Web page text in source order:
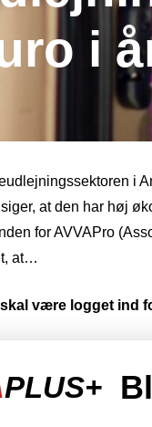
i
i
at den har høj
for AVVAPro
at…
skal være logget ind
PLUS+